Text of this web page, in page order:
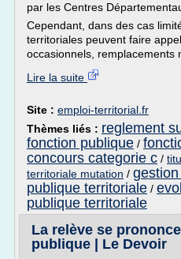
par les Centres
Cependant, dans des cas
territoriales peuvent faire
occasionnels, remplacements
Lire la suite
Site : emploi-territorial.fr
Thèmes liés : reglement
fonction publique /
concours categorie c /
territoriale mutation /
publique territoriale /
publique territoriale
La relève se
publique | Le Devoir